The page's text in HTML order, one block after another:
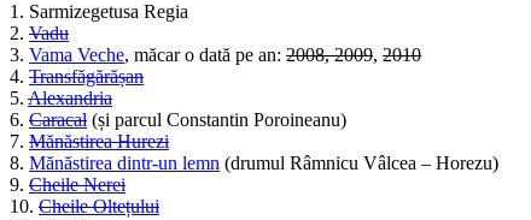
1. Sarmizegetusa Regia
2. Vadu
3. Vama Veche, măcar o dată pe an: 2008,2009, 2010
4. Transfăgărășan
5. Alexandria
6. Caracal (și parcul Constantin Poroineanu)
7. Mănăstirea Hurezi
8. Mănăstirea dintr-un lemn (drumul Râmnicu Vâlcea – Horezu)
9. Cheile Nerei
10. Cheile Oltețului